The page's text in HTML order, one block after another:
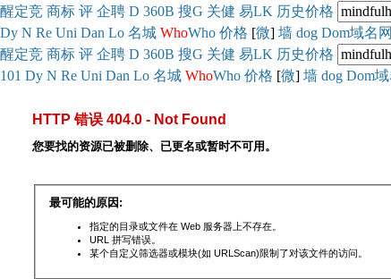
醒定竞 商标 评 企聘 D 360B 搜G 关健 易LK 历史价格
Dy N Re Uni Dan Lo 名城 WhoWho 价格 [微] 墙 dog Dom域名网